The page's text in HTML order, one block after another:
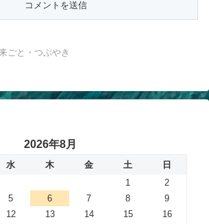
ごと・つぶやき
2026年8月
水 木 金 土
日
1
2
5 6 7 8
9
12 13 14 15
16